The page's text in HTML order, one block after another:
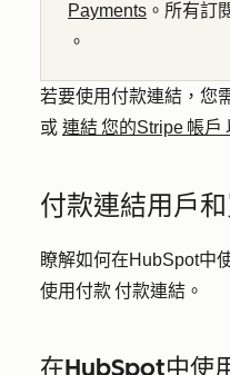
Payments 。所有訂
。
若要使用付款連結，您
或 連結 您的Stripe 帳戶
付款連結用戶
瞭解如何在HubSpot中
使用付款 付款連結。
在HubSpot中使